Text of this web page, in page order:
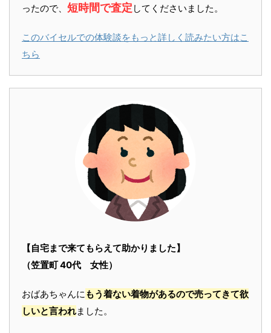
ったので、 短時間で査定 してくださいました。
このバイセルでの体験談をもっと詳しく読みたい方はこ
ちら
【自宅まで来てもらえて助かりました】
（笠置町 40代 女性）
おばあちゃんに もう着ない着物があるので売ってきて欲
しいと言われました。